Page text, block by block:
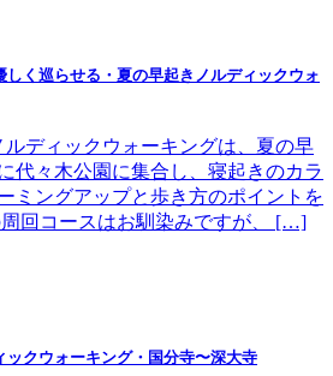
しく巡らせる・夏の早起きノルディックウォ
ディックウォーキングは、夏の早
代々木公園に集合し、寝起きのカラ
ミングアップと歩き方のポイントを
回コースはお馴染みですが、 […]
ックウォーキング・国分寺〜深大寺